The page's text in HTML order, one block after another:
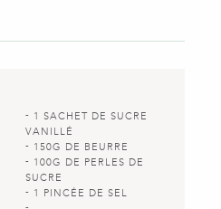
1 SACHET DE SUCRE
VANILLÉ
150G DE BEURRE
100G DE PERLES DE
SUCRE
1 PINCÉE DE SEL